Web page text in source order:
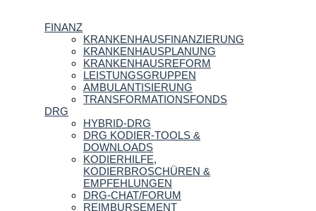
FINANZ
KRANKENHAUSFINANZIERUNG
KRANKENHAUSPLANUNG
KRANKENHAUSREFORM
LEISTUNGSGRUPPEN
AMBULANTISIERUNG
TRANSFORMATIONSFONDS
DRG
HYBRID-DRG
DRG KODIER-TOOLS &
DOWNLOADS
KODIERHILFE,
KODIERBROSCHÜREN &
EMPFEHLUNGEN
DRG-CHAT/FORUM
REIMBURSEMENT